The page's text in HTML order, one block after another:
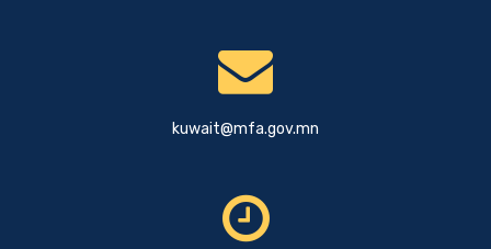
kuwait@mfa.gov.mn